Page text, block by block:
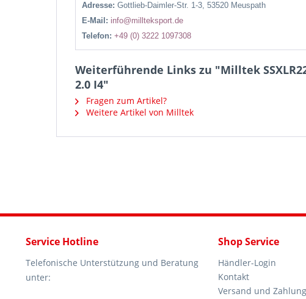
Adresse: Gottlieb-Daimler-Str. 1-3, 53520 Meuspath
E-Mail: info@millteksport.de
Telefon: +49 (0) 3222 1097308
Weiterführende Links zu "Milltek
2.0 I4"
Fragen zum Artikel?
Weitere Artikel von Milltek
Service Hotline
Telefonische Unterstützung und Beratung
unter:
Shop Service
Händler-Login
Kontakt
Versand und